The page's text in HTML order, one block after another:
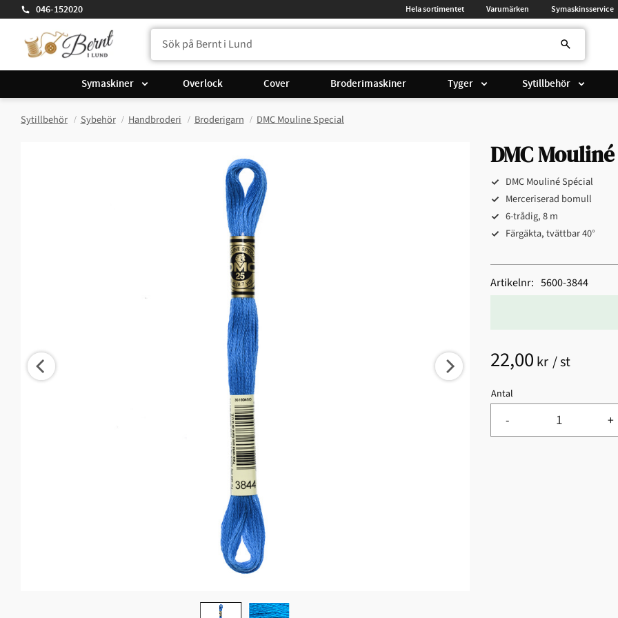
046-152020 Hela sortimentet Varumärken Symaskinsservice
Symaskiner Overlock Cover Broderimaskiner Tyger Sytillbehör
Sytillbehör Sybehör Handbroderi Broderigarn DMC Mouline Special
DMC
DMC Mouliné Spécial
Merceriserad bomull
6-trådig, 8 m
Färgäkta, tvättbar 40°
22,00 kr /st
Antal
+
-
Artikelnr 5600-3844